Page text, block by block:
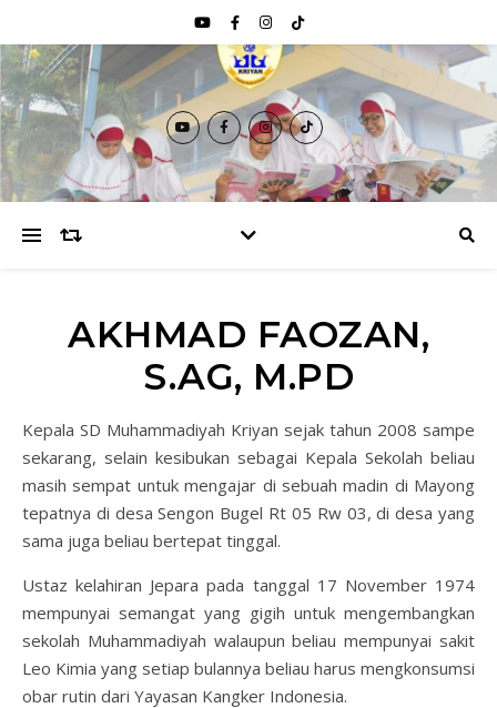
AKHMAD FAOZAN,
S.AG, M.PD
Kepala SD Muhammadiyah Kriyan sejak tahun 2008 sampe
sekarang, selain kesibukan sebagai Kepala Sekolah beliau
masih sempat untuk mengajar di sebuah madin di Mayong
tepatnya di desa Sengon Bugel Rt 05 Rw 03, di desa yang
sama juga beliau bertepat tinggal.
Ustaz kelahiran Jepara pada tanggal 17 November 1974
mempunyai semangat yang gigih untuk mengembangkan
sekolah Muhammadiyah walaupun beliau mempunyai sakit
Leo Kimia yang setiap bulannya beliau harus mengkonsumsi
obar rutin dari Yayasan Kangker Indonesia.